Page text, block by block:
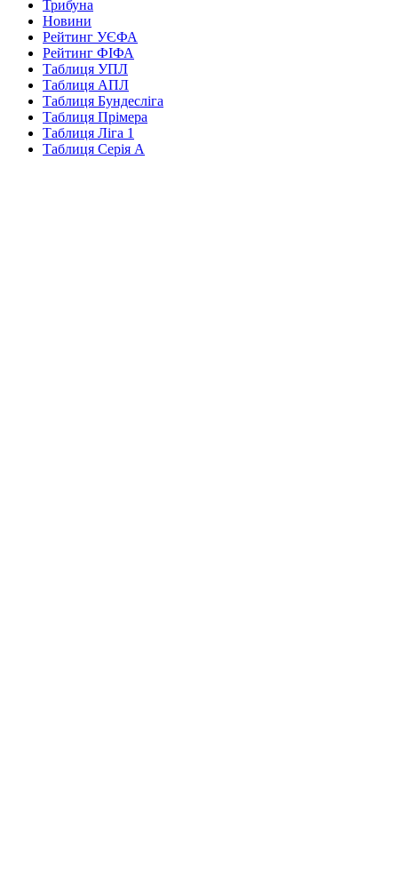
Трибуна
Новини
Рейтинг УЄФА
Рейтинг ФІФА
Таблиця УПЛ
Таблиця АПЛ
Таблиця Бундесліга
Таблиця Прімера
Таблиця Ліга 1
Таблиця Серія А